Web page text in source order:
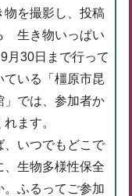
物を撮影し、投稿
生き物いっぱい
月30日まで行って
ている「橿原市昆
」では、参加者か
ます。
、いつでもどこで
、生物多様性保全
ふるってご参加